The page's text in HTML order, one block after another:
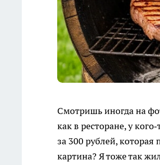
Смотришь иногда на
как в ресторане, у
за 300 рублей,
картина? Я тоже так